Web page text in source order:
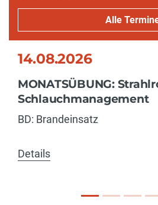
Alle
14.08.2026
MONATSÜBUNG:
Schlauchmanagement
BD: Brandeinsatz
Details